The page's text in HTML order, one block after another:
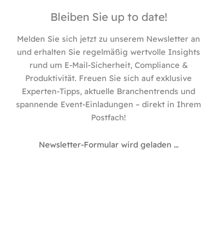
e
i
n
Bleiben Sie up to date!
Melden Sie sich jetzt zu unserem Newsletter an
und erhalten Sie regelmäßig wertvolle Insights
rund um E-Mail-Sicherheit, Compliance &
Produktivität. Freuen Sie sich auf exklusive
Experten-Tipps, aktuelle Branchentrends und
spannende Event-Einladungen – direkt in Ihrem
Postfach!
Newsletter-Formular wird geladen …